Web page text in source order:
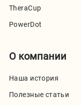
TheraCup
PowerDot
О компании
Наша история
Полезные статьи